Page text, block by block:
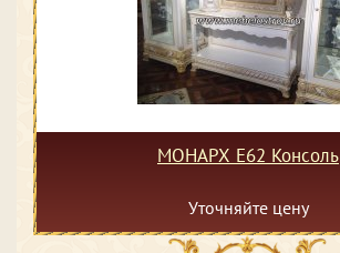
МОНАРХ Е62 Консоль
Уточняйте цену